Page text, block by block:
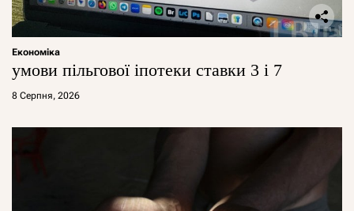
Економіка
умови пільгової іпотеки ставки 3 і 7
8 Серпня, 2026